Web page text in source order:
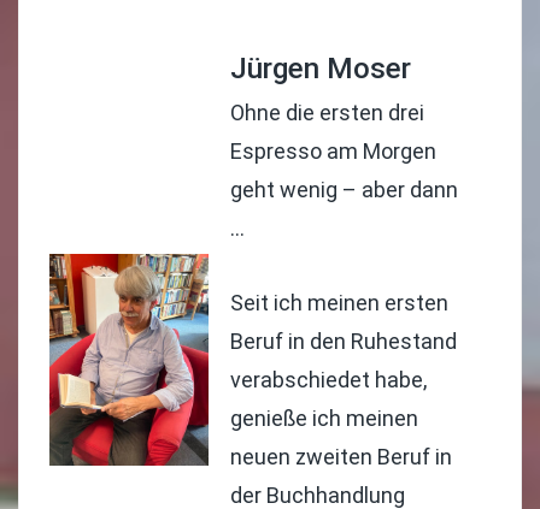
Jürgen Moser
Ohne die ersten drei
Espresso am Morgen
geht wenig – aber dann
…
Seit ich meinen ersten
Beruf in den Ruhestand
verabschiedet habe,
genieße ich meinen
neuen zweiten Beruf in
der Buchhandlung